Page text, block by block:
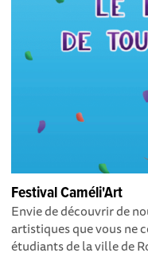
Festival Caméli'Art
Envie de découvrir de
artistiques que vous ne
étudiants de la ville de